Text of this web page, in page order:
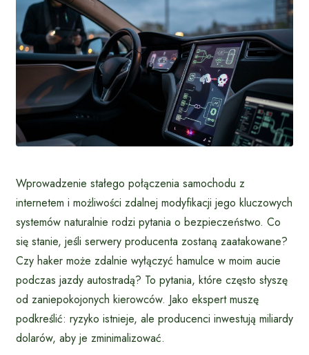
Wprowadzenie stałego połączenia samochodu z
internetem i możliwości zdalnej modyfikacji jego kluczowych
systemów naturalnie rodzi pytania o bezpieczeństwo. Co
się stanie, jeśli serwery producenta zostaną zaatakowane?
Czy haker może zdalnie wyłączyć hamulce w moim aucie
podczas jazdy autostradą? To pytania, które często słyszę
od zaniepokojonych kierowców. Jako ekspert muszę
podkreślić: ryzyko istnieje, ale producenci inwestują miliardy
dolarów, aby je zminimalizować.